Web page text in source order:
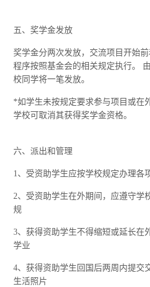
五、奖学金发放
奖学金分两次发放，交流项目开始
程序按照基金会的相关规定执行。
校同学将一笔发放。
*如学生未按规定要求参与项目或在
学校可取消其获得奖学金资格。
六、派出和管理
1、受资助学生应按学校规定办理各
2、受资助学生在外期间，应遵守学
规
3、获得资助学生不得缩短或延长在
学业
4、获得资助学生回国后两周内提交
生活照片